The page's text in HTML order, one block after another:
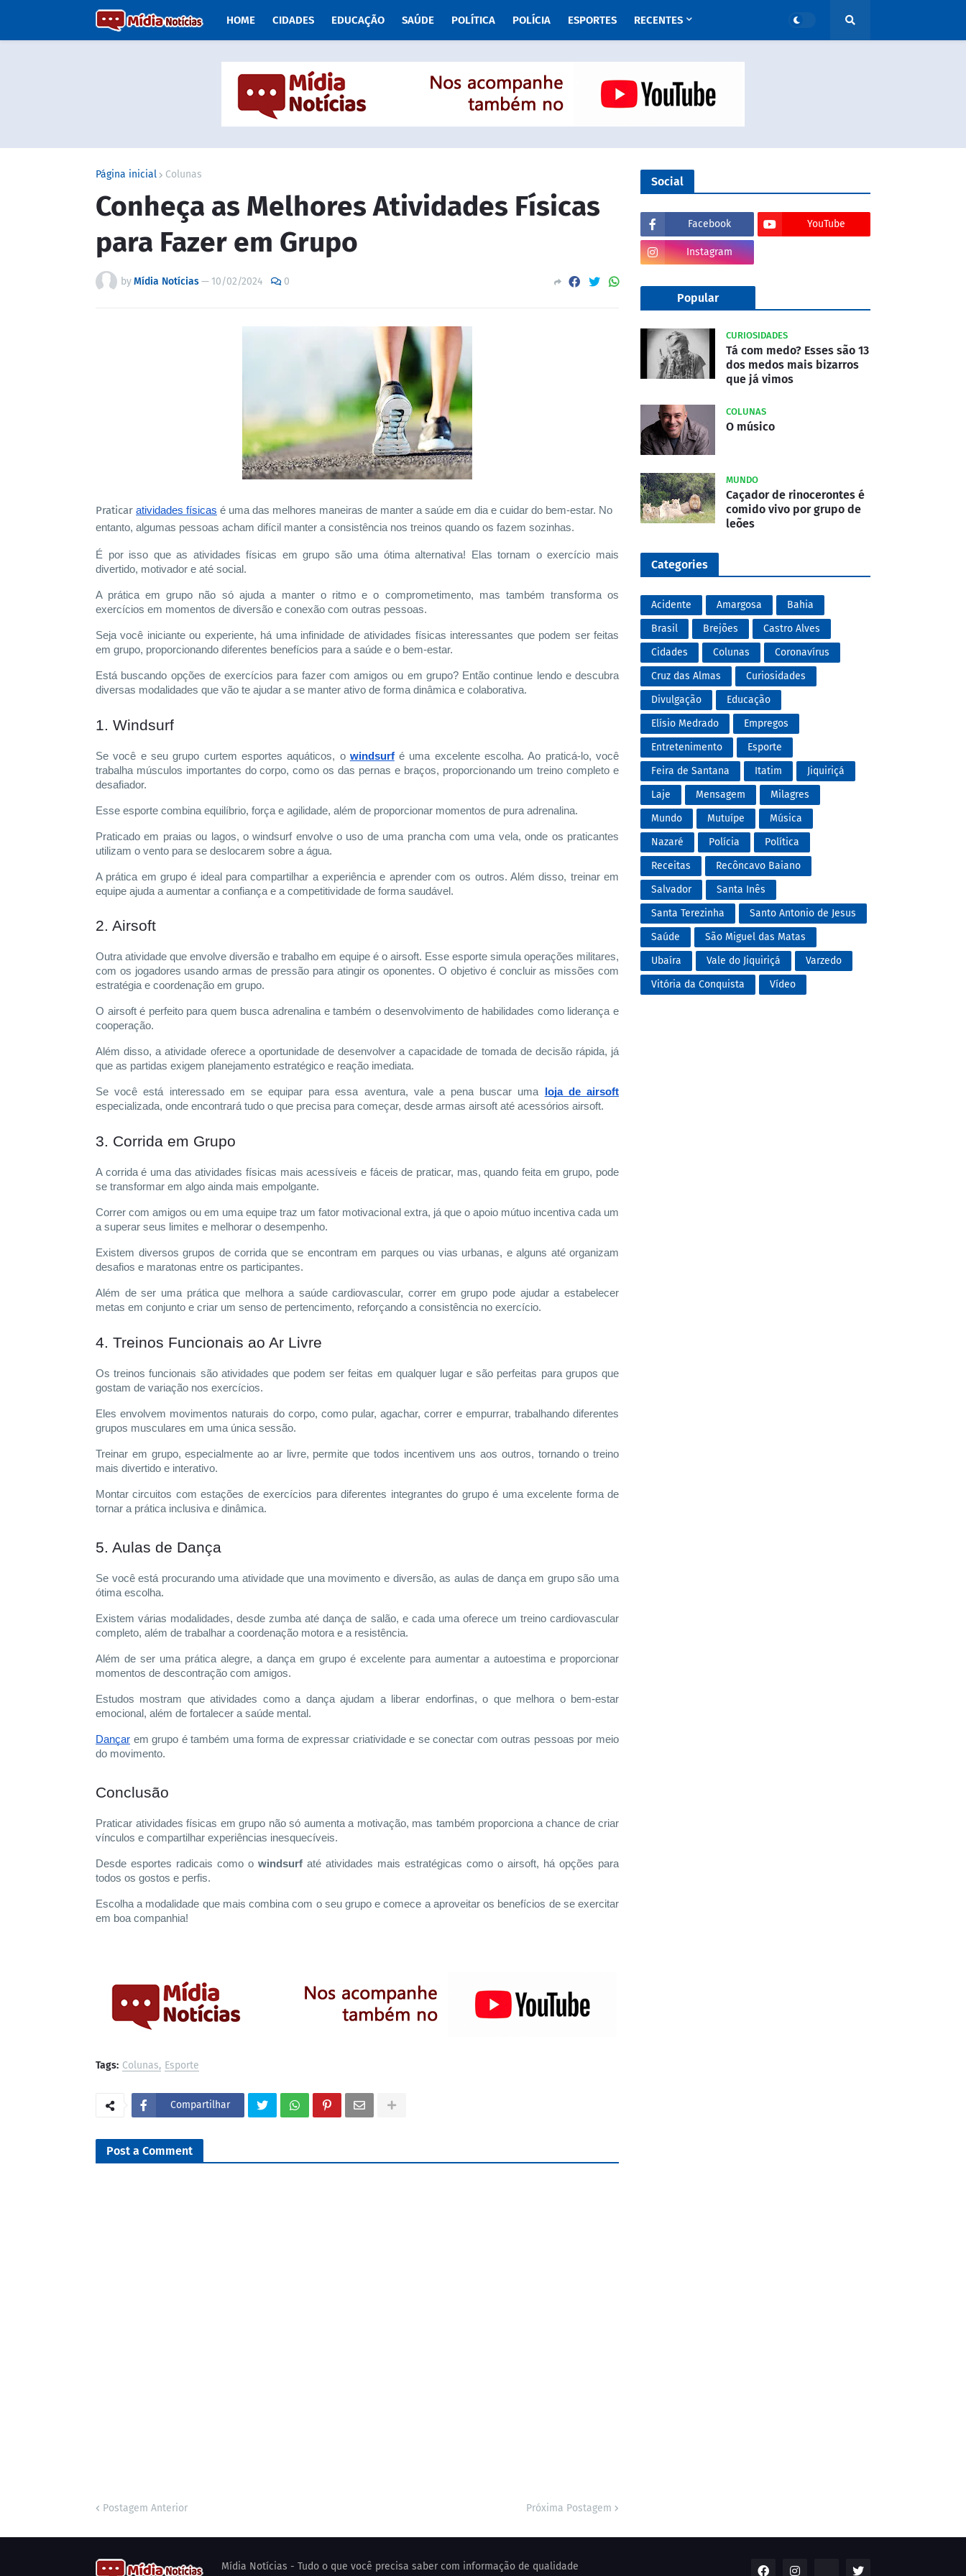
HOME CIDADES EDUCAÇÃO SAÚDE POLÍTICA POLÍCIA ESPORTES RECENTES
Página inicial Colunas
Conheça as Melhores Atividades Físicas
para Fazer em Grupo
byMídia Notícias— 10/02/2024 0
Praticar atividades físicas é uma das melhores maneiras de manter a saúde em dia e cuidar do bem-estar. No
entanto, algumas pessoas acham difícil manter a consistência nos treinos quando os fazem sozinhas.
É por isso que as atividades físicas em grupo são uma ótima alternativa! Elas tornam o exercício mais
divertido, motivador e até social.
A prática em grupo não só ajuda a manter o ritmo e o comprometimento, mas também transforma os
exercícios em momentos de diversão e conexão com outras pessoas.
Seja você iniciante ou experiente, há uma infinidade de atividades físicas interessantes que podem ser feitas
em grupo, proporcionando diferentes benefícios para a saúde e o bem-estar.
Está buscando opções de exercícios para fazer com amigos ou em grupo? Então continue lendo e descubra
diversas modalidades que vão te ajudar a se manter ativo de forma dinâmica e colaborativa.
1. Windsurf
Se você e seu grupo curtem esportes aquáticos, o windsurfé uma excelente escolha. Ao praticá-lo, você
trabalha músculos importantes do corpo, como os das pernas e braços, proporcionando um treino completo e
desafiador.
Esse esporte combina equilíbrio, força e agilidade, além de proporcionar momentos de pura adrenalina.
Praticado em praias ou lagos, o windsurf envolve o uso de uma prancha com uma vela, onde os praticantes
utilizam o vento para se deslocarem sobre a água.
A prática em grupo é ideal para compartilhar a experiência e aprender com os outros. Além disso, treinar em
equipe ajuda a aumentar a confiança e a competitividade de forma saudável.
2. Airsoft
Outra atividade que envolve diversão e trabalho em equipe é o airsoft. Esse esporte simula operações militares,
com os jogadores usando armas de pressão para atingir os oponentes. O objetivo é concluir as missões com
estratégia e coordenação em grupo.
O airsoft é perfeito para quem busca adrenalina e também o desenvolvimento de habilidades como liderança e
cooperação.
Além disso, a atividade oferece a oportunidade de desenvolver a capacidade de tomada de decisão rápida, já
que as partidas exigem planejamento estratégico e reação imediata.
Se você está interessado em se equipar para essa aventura, vale a pena buscar uma
loja de airsoft
especializada, onde encontrará tudo o que precisa para começar, desde armas airsoft até acessórios airsoft.
3. Corrida em Grupo
A corrida é uma das atividades físicas mais acessíveis e fáceis de praticar, mas, quando feita em grupo, pode
se transformar em algo ainda mais empolgante.
Correr com amigos ou em uma equipe traz um fator motivacional extra, já que o apoio mútuo incentiva cada um
a superar seus limites e melhorar o desempenho.
Existem diversos grupos de corrida que se encontram em parques ou vias urbanas, e alguns até organizam
desafios e maratonas entre os participantes.
Além de ser uma prática que melhora a saúde cardiovascular, correr em grupo pode ajudar a estabelecer
metas em conjunto e criar um senso de pertencimento, reforçando a consistência no exercício.
4. Treinos Funcionais ao Ar Livre
Os treinos funcionais são atividades que podem ser feitas em qualquer lugar e são perfeitas para grupos que
gostam de variação nos exercícios.
Eles envolvem movimentos naturais do corpo, como pular, agachar, correr e empurrar, trabalhando diferentes
grupos musculares em uma única sessão.
Treinar em grupo, especialmente ao ar livre, permite que todos incentivem uns aos outros, tornando o treino
mais divertido e interativo.
Montar circuitos com estações de exercícios para diferentes integrantes do grupo é uma excelente forma de
tornar a prática inclusiva e dinâmica.
5. Aulas de Dança
Se você está procurando uma atividade que una movimento e diversão, as aulas de dança em grupo são uma
ótima escolha.
Existem várias modalidades, desde zumba até dança de salão, e cada uma oferece um treino cardiovascular
completo, além de trabalhar a coordenação motora e a resistência.
Além de ser uma prática alegre, a dança em grupo é excelente para aumentar a autoestima e proporcionar
momentos de descontração com amigos.
Estudos mostram que atividades como a dança ajudam a liberar endorfinas, o que melhora o bem-estar
emocional, além de fortalecer a saúde mental.
Dançar em grupo é também uma forma de expressar criatividade e se conectar com outras pessoas por meio
do movimento.
Conclusão
Praticar atividades físicas em grupo não só aumenta a motivação, mas também proporciona a chance de criar
vínculos e compartilhar experiências inesquecíveis.
Desde esportes radicais como o windsurf até atividades mais estratégicas como o airsoft, há opções para
todos os gostos e perfis.
Escolha a modalidade que mais combina com o seu grupo e comece a aproveitar os benefícios de se exercitar
em boa companhia!
Tags: Colunas Esporte
Compartilhar
Post a Comment
Postagem Anterior Próxima Postagem
Social
Facebook YouTube
Instagram
Popular
CURIOSIDADES
Tá com medo? Esses são 13
dos medos mais bizarros
que já vimos
COLUNAS
O músico
MUNDO
Caçador de rinocerontes é
comido vivo por grupo de
leões
Categories
Acidente Amargosa
Bahia
Brasil
Brejões
Castro Alves
Cidades
Colunas
Coronavírus
Cruz das Almas
Curiosidades
Divulgação
Educação
Elísio Medrado
Empregos
Entretenimento
Esporte
Feira de Santana
Itatim
Jiquiriçá
Laje
Mensagem
Milagres
Mundo
Mutuípe
Música
Nazaré
Polícia
Política
Receitas
Recôncavo Baiano
Salvador
Santa Inês
Santa Terezinha
Santo Antonio de Jesus
Saúde
São Miguel das Matas
Ubaíra
Vale do Jiquiriçá
Varzedo
Vitória da Conquista
Vídeo
Mídia Notícias - Tudo o que você precisa saber com informação de qualidade